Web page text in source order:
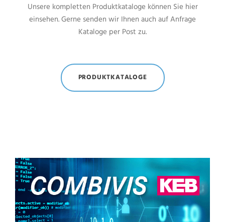
Unsere kompletten Produktkataloge können Sie hier
einsehen. Gerne senden wir Ihnen auch auf Anfrage
Kataloge per Post zu.
PRODUKTKATALOGE